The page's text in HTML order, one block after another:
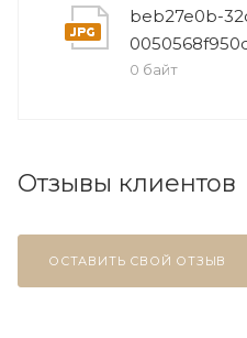
beb27e0b-
0 байт
Отзывы клиентов
ОСТАВИТЬ СВОЙ ОТЗЫВ